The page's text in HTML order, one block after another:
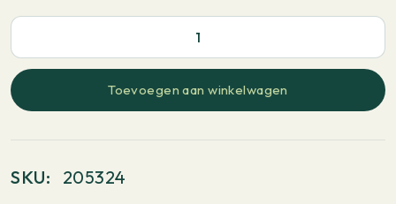
PaperWise
Natural
Coated
-
Toevoegen aan winkelwagen
SKU: 205324